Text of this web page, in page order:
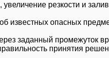
резкости и
опасных
заданный промежуток
принятия